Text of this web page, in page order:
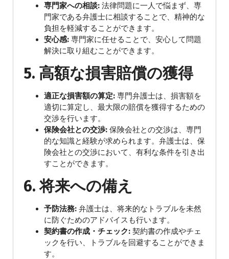
専門家への相談: 法律問題に一人で悩まず、専
門家である弁護士に相談することで、精神的な
負担を軽減することができます。
安心感: 専門家に任せることで、安心して問題
解決に取り組むことができます。
5. 高額な損害賠償の獲得
適正な損害額の算定: 専門弁護士は、損害額を
適切に算定し、最大限の賠償を獲得するための
交渉を行います。
保険会社との交渉: 保険会社との交渉は、専門
的な知識と経験が求められます。弁護士は、保
険会社との交渉において、有利な条件を引き出
すことができます。
6.将来への備え
予防法務: 弁護士は、将来的なトラブルを未然
に防ぐためのアドバイスも行います。
契約書の作成・チェック: 契約書の作成やチェ
ックを行い、トラブルを回避することができま
す。